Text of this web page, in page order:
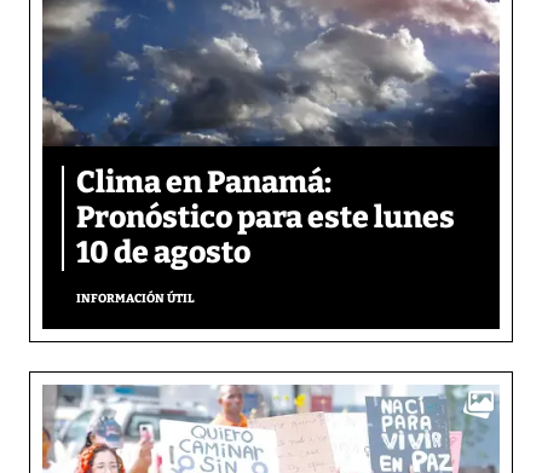
Clima en Panamá:
Pronóstico para este lunes
10 de agosto
INFORMACIÓN ÚTIL